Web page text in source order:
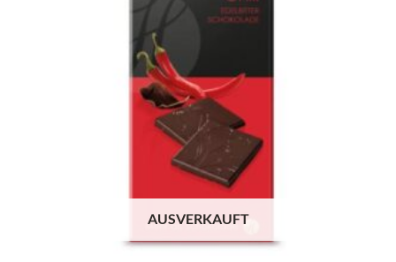
AUSVERKAUFT